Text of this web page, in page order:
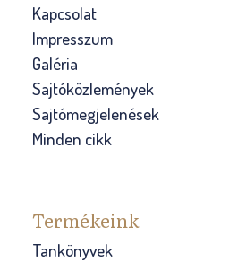
Kapcsolat
Impresszum
Galéria
Sajtóközlemények
Sajtómegjelenések
Minden cikk
Termékeink
Tankönyvek